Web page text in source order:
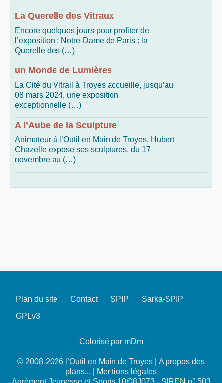
La Querelle des Vitraux
Encore quelques jours pour profiter de
l’exposition : Notre-Dame de Paris : la
Querelle des (…)
un Monde de Lumières
La Cité du Vitrail à Troyes accueille, jusqu’au
08 mars 2024, une exposition
exceptionnelle (…)
A l’Aube de la Sculpture
Animateur à l’Outil en Main de Troyes, Hubert
Chazelle expose ses sculptures, du 17
novembre au (…)
Plan du site Contact SPIP
Sarka-SPIP
GPLv3
Colorisé par mDm
© 2008-2026 l’Outil en Main de Troyes | A propos des
plans...
Mentions légales
Agrément Jeunesse et Sports 10/08J073 - SIREN n° 503